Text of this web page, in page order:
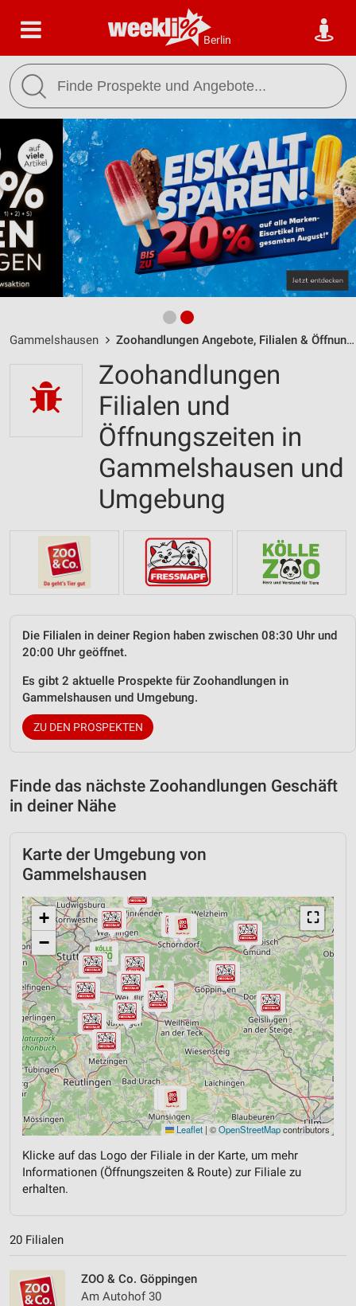
Berlin
Gammelshausen Zoohandlungen Angebote, Filialen & Öffnungszeiten
Zoohandlungen
Filialen und
Öffnungszeiten in
Gammelshausen und
Umgebung
Die Filialen in deiner Region haben zwischen 08:30 Uhr und
20:00 Uhr geöffnet.
Es gibt 2 aktuelle Prospekte für Zoohandlungen in
Gammelshausen und Umgebung.
ZU DEN PROSPEKTEN
Finde das nächste Zoohandlungen Geschäft
in deiner Nähe
Karte der Umgebung von
Gammelshausen
⛶
+
−
Leaflet | ©OpenStreetMapcontributors
Klicke auf das Logo der Filiale in der Karte, um mehr
Informationen (Öffnungszeiten & Route) zur Filiale zu
erhalten.
20 Filialen
ZOO & Co. Göppingen
Am Autohof 30